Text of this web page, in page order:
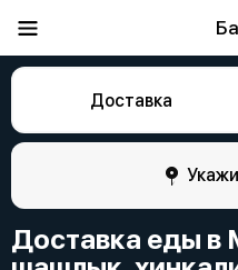
Доставка
Доставка еды в